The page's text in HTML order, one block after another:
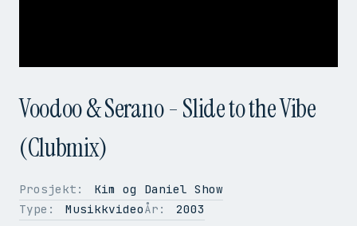
OPPLØSNING 352 × 288
BILDER PER SEK. 50
Voodoo & Serano - Slide to the Vibe
(Clubmix)
Prosjekt:
Kim og Daniel Show
Type:
MusikkvideoÅr: 2003